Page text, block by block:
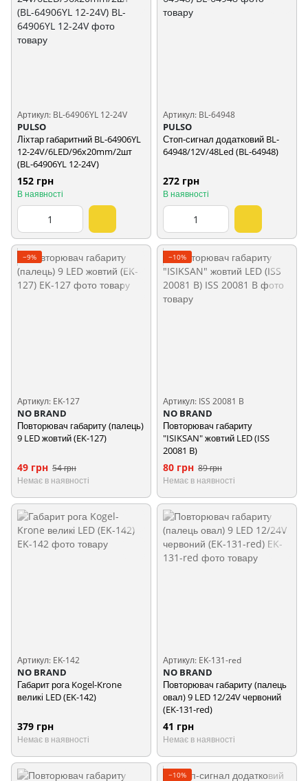
Артикул: BL-64906YL 12-24V
PULSO
Ліхтар габаритний BL-64906YL
12-24V/6LED/96х20mm/2шт
(BL-64906YL 12-24V)
152 грн
В наявності
Артикул: BL-64948
PULSO
Стоп-сигнал додатковий BL-
64948/12V/48Led (BL-64948)
272 грн
В наявності
−9%
Артикул: EK-127
NO BRAND
Повторювач габариту (палець)
9 LED жовтий (EK-127)
49 грн 54 грн
Немає в наявності
−10%
Артикул: ISS 20081 B
NO BRAND
Повторювач габариту
"ISIKSAN" жовтий LED (ISS
20081 B)
80 грн 89 грн
Немає в наявності
Артикул: EK-142
NO BRAND
Габарит рога Kogel-Krone
великі LED (EK-142)
379 грн
Немає в наявності
Артикул: EK-131-red
NO BRAND
Повторювач габариту (палець
овал) 9 LED 12/24V червоний
(EK-131-red)
41 грн
Немає в наявності
−10%